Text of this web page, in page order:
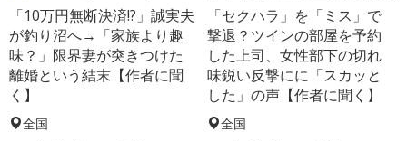
「10万円無断決済!?」誠実夫
が釣り沼へ→「家族より趣
味？」限界妻が突きつけた
離婚という結末【作者に聞
く】
全国
「セクハラ」を「ミス」で
撃退？ツインの部屋を予約
した上司、女性部下の切れ
味鋭い反撃にに「スカッと
した」の声【作者に聞く】
全国